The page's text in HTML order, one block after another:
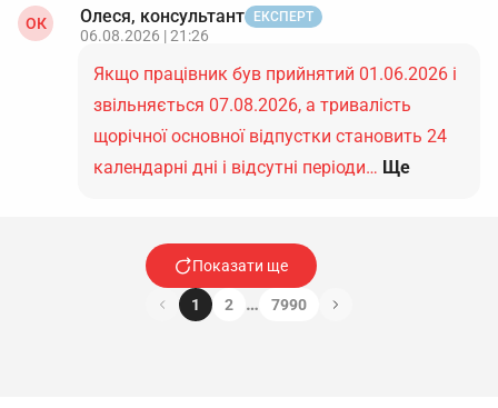
ОК Олеся, консультант ЕКСПЕРТ
06.08.2026 | 21:26
Якщо працівник був прийнятий 01.06.2026 і
звільняється 07.08.2026, а тривалість
щорічної основної відпустки становить 24
календарні дні і відсутні періоди… Ще
Показати ще
1 2 … 7990